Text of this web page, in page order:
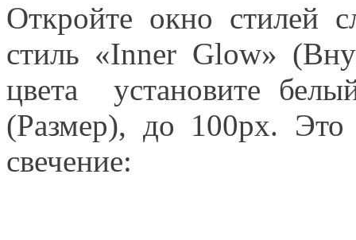
Откройте окно стилей
стиль «Inner Glow»
цвета установите
(Размер), до 100px. Это
свечение: